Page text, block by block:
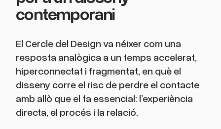
contemporani
El Cercle del Design va néixer com una
resposta analògica a un temps accelerat,
hiperconnectat i fragmentat, en què el
disseny corre el risc de perdre el contacte
amb allò que el fa essencial: l’experiència
directa, el procés i la relació.